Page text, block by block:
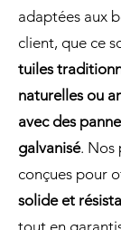
adaptées aux
client, que ce
tuiles
naturelles ou
avec des
galvanisé. Nos
conçues pour
solide et
tout en